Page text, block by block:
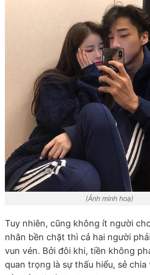
(Ảnh minh hoạ)
Tuy nhiên, cũng không ít người
nhân bền chặt thì cả hai người
vun vén. Bởi đôi khi, tiền không
quan trọng là sự thấu hiểu, sẻ chia